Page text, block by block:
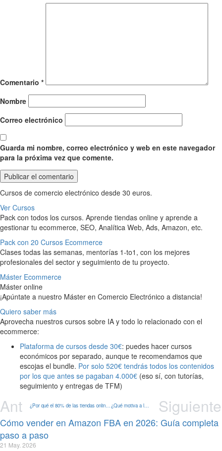
Comentario *
Nombre
Correo electrónico
Guarda mi nombre, correo electrónico y web en este navegador
para la próxima vez que comente.
Cursos de comercio electrónico desde 30 euros.
Ver Cursos
Pack con todos los cursos. Aprende tiendas online y aprende a
gestionar tu ecommerce, SEO, Analítica Web, Ads, Amazon, etc.
Pack con 20 Cursos Ecommerce
Clases todas las semanas, mentorías 1-to1, con los mejores
profesionales del sector y seguimiento de tu proyecto.
Máster Ecommerce
Máster online
¡Apúntate a nuestro Máster en Comercio Electrónico a distancia!
Quiero saber más
Aprovecha nuestros cursos sobre IA y todo lo relacionado con el
ecommerce:
Plataforma de cursos desde 30€: puedes hacer cursos
económicos por separado, aunque te recomendamos que
escojas el bundle. Por solo 520€ tendrás todos los contenidos
por los que antes se pagaban 4.000€ (eso sí, con tutorías,
seguimiento y entregas de TFM)
Ant ¿Por qué el 80% de las tiendas online fracasan antes de un año? ¿Qué motiva a los consumidores a realizar una compra online? Siguiente
Cómo vender en Amazon FBA en 2026: Guía completa
paso a paso
21 May. 2026